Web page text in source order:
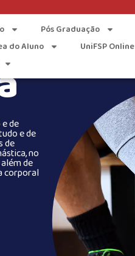
Pós Graduação
do Aluno
UniFSP Online
de
e de
de
no
de
corporal